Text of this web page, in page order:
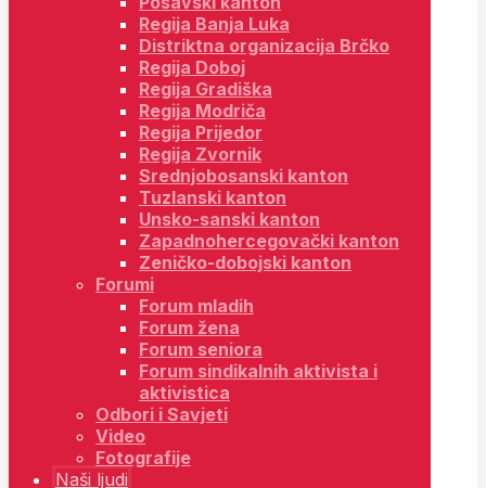
Regija Banja Luka
Distriktna organizacija Brčko
Regija Doboj
Regija Gradiška
Regija Modriča
Regija Prijedor
Regija Zvornik
Srednjobosanski kanton
Tuzlanski kanton
Unsko-sanski kanton
Zapadnohercegovački kanton
Zeničko-dobojski kanton
Forumi
Forum mladih
Forum žena
Forum seniora
Forum sindikalnih aktivista i
aktivistica
Odbori i Savjeti
Video
Fotografije
Naši ljudi